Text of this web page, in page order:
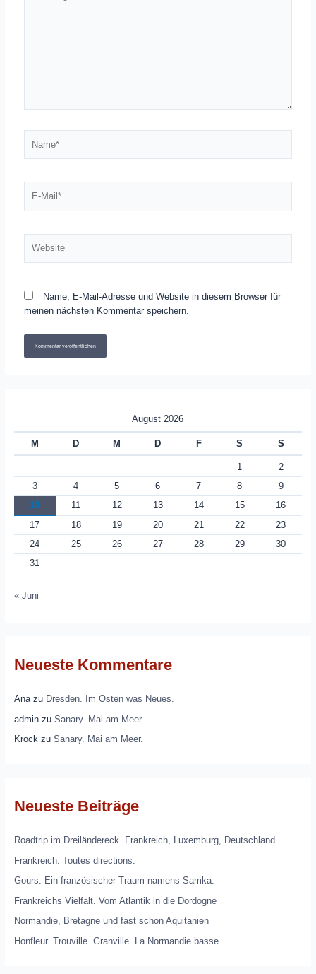
Mail*
Name, E-Mail-Adresse und Website in diesem Browser für
meinen nächsten Kommentar speichern.
August 2026
M D M D F S S
1
2
3
4 5 6 7 8
9
10
11 12 13 14 15
16
17
18 19 20 21 22
23
24
25 26 27 28 29
30
31
« Juni
Neueste Kommentare
Anazu Dresden. Im Osten was Neues.
adminzu Sanary. Mai am Meer.
Krockzu Sanary. Mai am Meer.
Neueste Beiträge
Roadtrip im Dreiländereck. Frankreich, Luxemburg, Deutschland.
Frankreich. Toutes directions.
Gours. Ein französischer Traum namens Samka.
Frankreichs Vielfalt. Vom Atlantik in die Dordogne
Normandie, Bretagne und fast schon Aquitanien
Honfleur. Trouville. Granville. La Normandie basse.